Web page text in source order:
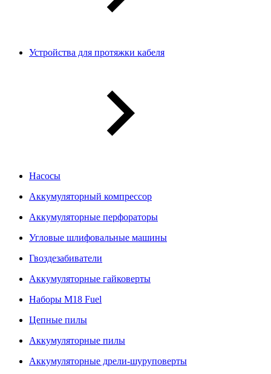
Устройства для протяжки кабеля
Насосы
Аккумуляторный компрессор
Аккумуляторные перфораторы
Угловые шлифовальные машины
Гвоздезабиватели
Аккумуляторные гайковерты
Наборы M18 Fuel
Цепные пилы
Аккумуляторные пилы
Аккумуляторные дрели-шуруповерты